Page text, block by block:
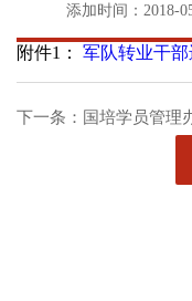
添加时间：2018-
附件1： 军队转业干
下一条： 国培学员管理